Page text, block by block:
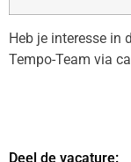
Heb je interesse in
Tempo-Team via
Deel de vacature: